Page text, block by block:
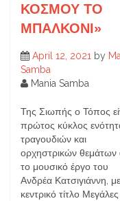
ΚΟΣΜΟΥ ΤΟ
ΜΠΑΛΚΟΝΙ»
April 12, 2021 by
Samba
Mania Samba
Της Σιωπής ο Τόπος
πρώτος κύκλος
τραγουδιών και
ορχηστρικών
το μουσικό έργο του
Ανδρέα Κατσιγιάννη,
κεντρικό τίτλο Μεγάλες